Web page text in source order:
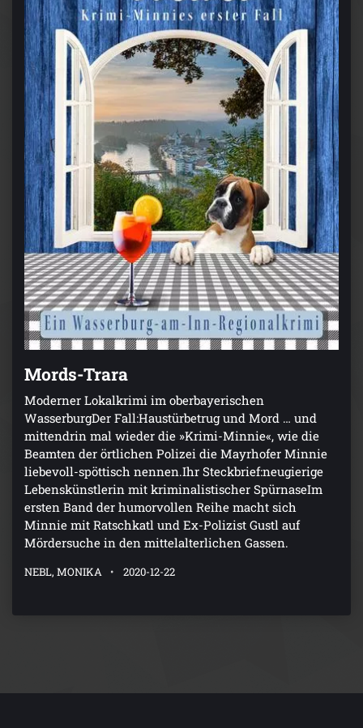
Mords-Trara
Moderner Lokalkrimi im oberbayerischen
WasserburgDer Fall:Haustürbetrug und Mord … und
mittendrin mal wieder die »Krimi-Minnie«, wie die
Beamten der örtlichen Polizei die Mayrhofer Minnie
liebevoll-spöttisch nennen.Ihr Steckbrief:neugierige
Lebenskünstlerin mit kriminalistischer SpürnaseIm
ersten Band der humorvollen Reihe macht sich
Minnie mit Ratschkatl und Ex-Polizist Gustl auf
Mördersuche in den mittelalterlichen Gassen.
NEBL, MONIKA 2020-12-22